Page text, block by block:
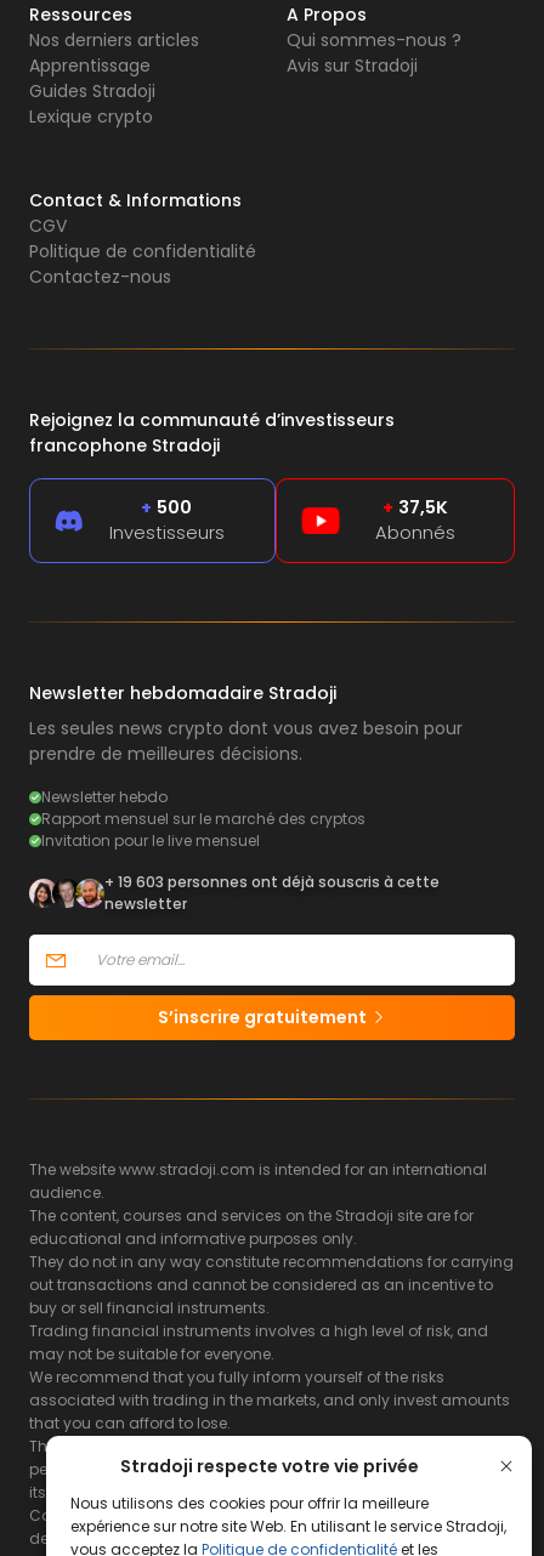
Stradoji respecte votre vie privée
Nous utilisons des cookies pour offrir la meilleure
expérience sur notre site Web. En utilisant le service Stradoji,
vous acceptez la Politique de confidentialitéet les
Ressources
Nos derniers articles
Apprentissage
Guides Stradoji
Lexique crypto
A Propos
Qui sommes-nous ?
Avis sur Stradoji
Contact & Informations
CGV
Politique de confidentialité
Contactez-nous
Rejoignez la communauté d’investisseurs
francophone Stradoji
+ 500
Investisseurs
+ 37,5K
Abonnés
Newsletter hebdomadaire Stradoji
Les seules news crypto dont vous avez besoin pour
prendre de meilleures décisions.
Newsletter hebdo
Rapport mensuel sur le marché des cryptos
Invitation pour le live mensuel
+ 19 603 personnes ont déjà souscris à cette
newsletter
S’inscrire gratuitement
The website www.stradoji.com is intended for an international
audience.
The content, courses and services on the Stradoji site are for
educational and informative purposes only.
They do not in any way constitute recommendations for carrying
out transactions and cannot be considered as an incentive to
buy or sell financial instruments.
Trading financial instruments involves a high level of risk, and
may not be suitable for everyone.
We recommend that you fully inform yourself of the risks
associated with trading in the markets, and only invest amounts
that you can afford to lose.
The Stradoji site does not guarantee the results or the
performance of products based on the information contained on
its site and its servers.
Consequently, the Stradoji site and its publishing company
decline all responsibility in the use that may be made of this